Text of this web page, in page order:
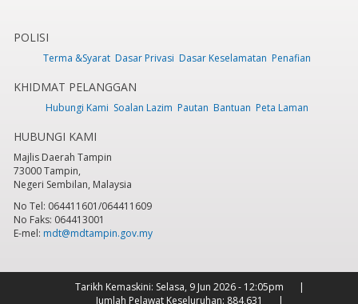
POLISI
Terma &Syarat Dasar Privasi Dasar Keselamatan Penafian
KHIDMAT PELANGGAN
Hubungi Kami Soalan Lazim Pautan Bantuan Peta Laman
HUBUNGI KAMI
Majlis Daerah Tampin
73000 Tampin,
Negeri Sembilan, Malaysia
No Tel: 064411601/064411609
No Faks: 064413001
E-mel: mdt@mdtampin.gov.my
Tarikh Kemaskini: Selasa, 9 Jun 2026 - 12:05pm
Jumlah Pelawat Keseluruhan: 884,631